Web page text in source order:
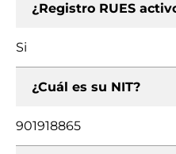
¿Registro RUES
Si
¿Cuál es su NIT?
901918865